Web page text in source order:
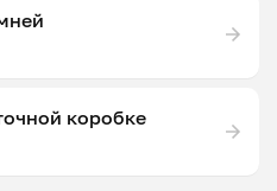
коробке